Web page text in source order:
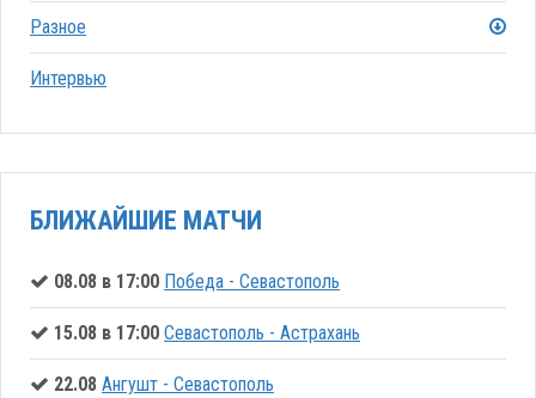
Разное
Интервью
БЛИЖАЙШИЕ МАТЧИ
08.08 в 17:00 Победа - Севастополь
15.08 в 17:00 Севастополь - Астрахань
22.08 Ангушт - Севастополь